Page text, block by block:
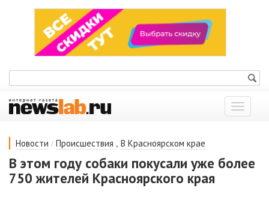
Показать
меню
Новости / Происшествия , В Красноярском крае
В этом году собаки покусали уже более
750 жителей Красноярского края